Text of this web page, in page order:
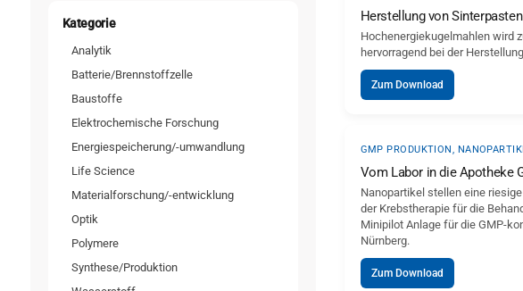
Kategorie
Analytik
Batterie/Brennstoffzelle
Baustoffe
Elektrochemische Forschung
Energiespeicherung/-umwandlung
Life Science
Materialforschung/-entwicklung
Optik
Polymere
Synthese/Produktion
Herstellung von
Hochenergiekugelmahlen wird
hervorragend bei der
Zum Download
GMP PRODUKTION,
Vom Labor in die Apotheke
Nanopartikel stellen eine
der Krebstherapie für die
Minipilot Anlage für die GMP-
Nürnberg.
Zum Download